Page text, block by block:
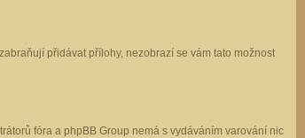
přidávat přílohy, nezobrazí se vám tato možnost
fóra a phpBB Group nemá s vydáváním varování nic